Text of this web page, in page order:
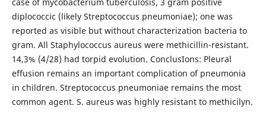
diplococcic (likely Streptococcus pneumoniae); one was
reported as visible but without characterization bacteria to
gram. All Staphylococcus aureus were methicillin-resistant.
14,3% (4/28) had torpid evolution. ConclusIons: Pleural
effusion remains an important complication of pneumonia
in children. Streptococcus pneumoniae remains the most
common agent. S. aureus was highly resistant to methicilyn.